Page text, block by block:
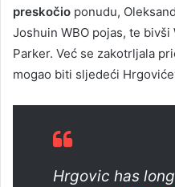
preskočio ponudu,
Joshuin WBO pojas, te
Parker. Već se zakotrljala
mogao biti sljedeći
Hrgovic has